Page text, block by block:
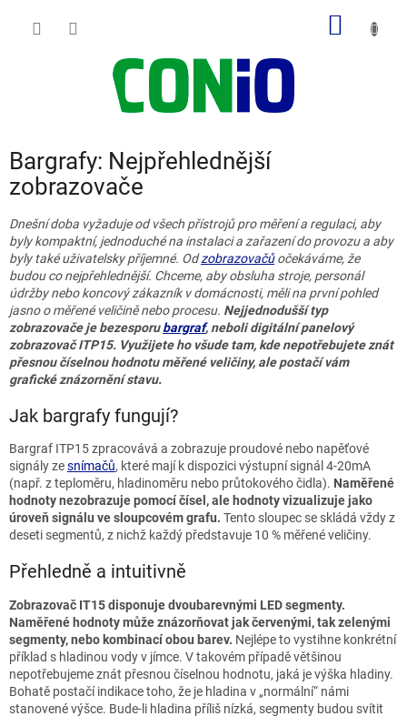
Bargrafy: Nejpřehlednější
zobrazovače
Dnešní doba vyžaduje od všech přístrojů pro měření a regulaci, aby
byly kompaktní, jednoduché na instalaci a zařazení do provozu a aby
byly také uživatelsky příjemné. Odzobrazovačůočekáváme, že
budou co nejpřehlednější. Chceme, aby obsluha stroje, personál
údržby nebo koncový zákazník v domácnosti, měli na první pohled
jasno o měřené veličině nebo procesu. Nejjednodušší typ
zobrazovače je bezesporubargraf, neboli digitální panelový
zobrazovač ITP15. Využijete ho všude tam, kde nepotřebujete znát
přesnou číselnou hodnotu měřené veličiny, ale postačí vám
grafické znázornění stavu.
Jak bargrafy fungují?
Bargraf ITP15 zpracovává a zobrazuje proudové nebo napěťové
signály zesnímačů, které mají k dispozici výstupní signál 4-20mA
(např. z teploměru, hladinoměru nebo průtokového čidla). Naměřené
hodnoty nezobrazuje pomocí čísel, ale hodnoty vizualizuje jako
úroveň signálu ve sloupcovém grafu. Tento sloupec se skládá vždy z
deseti segmentů, z nichž každý představuje 10 % měřené veličiny.
Přehledně a intuitivně
Zobrazovač IT15 disponuje dvoubarevnými LED segmenty.
Naměřené hodnoty může znázorňovat jak červenými, tak zelenými
segmenty, nebo kombinací obou barev. Nejlépe to vystihne konkrétní
příklad s hladinou vody v jímce. V takovém případě většinou
nepotřebujeme znát přesnou číselnou hodnotu, jaká je výška hladiny.
Bohatě postačí indikace toho, že je hladina v „normální“ námi
stanovené výšce. Bude-li hladina příliš nízká, segmenty budou svítit